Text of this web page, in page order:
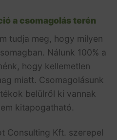
a csomagolás terén
tudja meg, hogy milyen
Nálunk 100% a
hogy kellemetlen
miatt. Csomagolásunk
belülről ki vannak
kitapogatható.
Consulting Kft. szerepel